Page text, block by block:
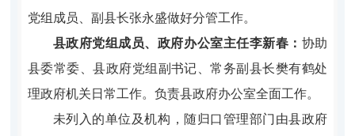
党组成员、副县长张永盛做好分管工作。
县政府党组成员、政府办公室主任李新春： 协助
县委常委、县政府党组副书记、常务副县长樊有鹤处
理政府机关日常工作。负责县政府办公室全面工作。
未列入的单位及机构，随归口管理部门由县政府